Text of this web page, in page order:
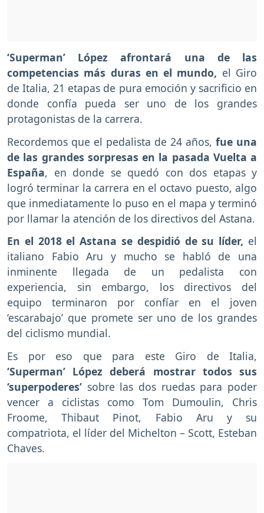
‘Superman’ López afrontará una de las
competencias más duras en el mundo, el Giro
de Italia, 21 etapas de pura emoción y sacrificio en
donde confía pueda ser uno de los grandes
protagonistas de la carrera.
Recordemos que el pedalista de 24 años, fue una
de las grandes sorpresas en la pasada Vuelta a
España, en donde se quedó con dos etapas y
logró terminar la carrera en el octavo puesto, algo
que inmediatamente lo puso en el mapa y terminó
por llamar la atención de los directivos del Astana.
En el 2018 el Astana se despidió de su líder, el
italiano Fabio Aru y mucho se habló de una
inminente llegada de un pedalista con
experiencia, sin embargo, los directivos del
equipo terminaron por confíar en el joven
‘escarabajo’ que promete ser uno de los grandes
del ciclismo mundial.
Es por eso que para este Giro de Italia,
‘Superman’ López deberá mostrar todos sus
‘superpoderes’ sobre las dos ruedas para poder
vencer a ciclistas como Tom Dumoulin, Chris
Froome, Thibaut Pinot, Fabio Aru y su
compatriota, el líder del Michelton – Scott, Esteban
Chaves.